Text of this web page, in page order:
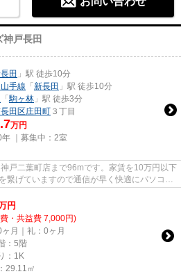
神戸長田
田 」駅 徒歩10分
手線 「 新長田 」駅 徒歩10分
「駒ヶ林 」駅 徒歩3分
田区庄田町 ３丁目
万円
｜募集中： 2室
戸二葉町店まで96mです。家賃を10万円以下
繋げていますので通信が早く快適にパソコン
円
・共益費 7,000円)
ヶ月｜礼：0ヶ月
：5階
：1K
29.11㎡